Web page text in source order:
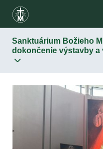
Sanktuárium Božieho
dokončenie výstavby a